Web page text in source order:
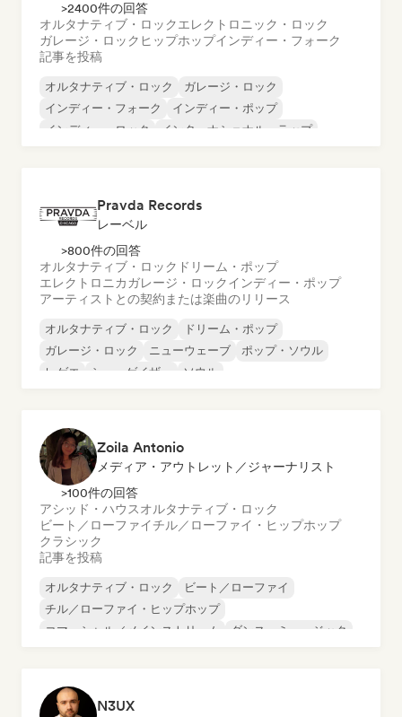
>2400件の回答
オルタナティブ・ロックエレクトロニック・ロック
ガレージ・ロック ヒップホップインディー・フォーク
記事を投稿
オルタナティブ・ロック
ガレージ・ロック
インディー・フォーク
インディー・ポップ
インディー・ロック
インターナショナル・ラップ
Pravda Records
レーベル
>800件の回答
オルタナティブ・ロック ドリーム・ポップ
エレクトロニカガレージ・ロックインディー・ポップ
アーティストとの契約または楽曲のリリース
オルタナティブ・ロック
ドリーム・ポップ
ガレージ・ロック
ニューウェーブ
ポップ・ソウル
レゲエ
シューゲイザー ソウル
Zoila Antonio
メディア・アウトレット／ジャーナリスト
>100件の回答
アシッド・ハウスオルタナティブ・ロック
ビート／ローファイチル／ローファイ・ヒップホップ
クラシック
記事を投稿
オルタナティブ・ロック
ビート／ローファイ
チル／ローファイ・ヒップホップ
コマーシャル／メインストリーム
ダンス・ミュージック
N3UX